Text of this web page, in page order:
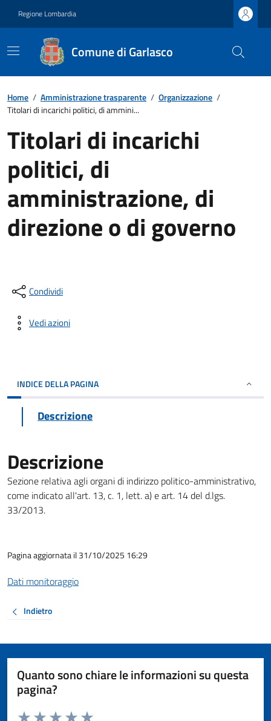
Regione Lombardia
Comune di Garlasco
Home / Amministrazione trasparente / Organizzazione /
Titolari di incarichi politici, di ammini...
Titolari di incarichi
politici, di
amministrazione, di
direzione o di governo
Condividi
Vedi azioni
INDICE DELLA PAGINA
Descrizione
Descrizione
Sezione relativa agli organi di indirizzo politico-amministrativo,
come indicato all'art. 13, c. 1, lett. a) e art. 14 del d.lgs.
33/2013.
Pagina aggiornata il 31/10/2025 16:29
Dati monitoraggio
Indietro
Quanto sono chiare le informazioni su questa
pagina?
Valuta da 1 a 5 stelle la pagina